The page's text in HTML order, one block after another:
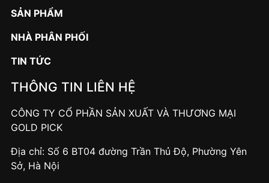
SẢN PHẨM
NHÀ PHÂN PHỐI
TIN TỨC
THÔNG TIN LIÊN HỆ
CÔNG TY CỔ PHẦN SẢN XUẤT VÀ THƯƠNG MẠI
GOLD PICK
Địa chỉ: Số 6 BT04 đường Trần Thủ Độ, Phường Yên
Sở, Hà Nội